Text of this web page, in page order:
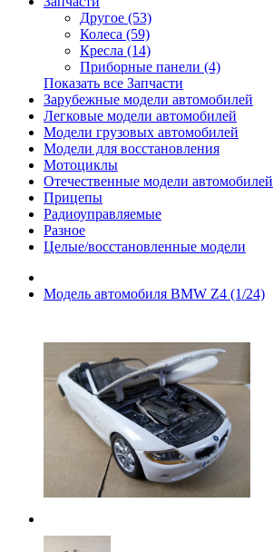
Другое (53)
Колеса (59)
Кресла (14)
Приборные панели (4)
Показать все Запчасти
Зарубежные модели автомобилей
Легковые модели автомобилей
Модели грузовых автомобилей
Модели для восстановления
Мотоциклы
Отечественные модели автомобилей
Прицепы
Радиоуправляемые
Разное
Целые/восстановленные модели
Модель автомобиля BMW Z4 (1/24)